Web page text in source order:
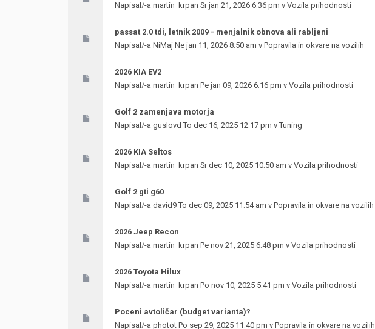
Napisal/-a martin_krpan Sr jan 21, 2026 6:36 pm v Vozila prihodnosti
passat 2.0 tdi, letnik 2009 - menjalnik obnova ali rabljeni
Napisal/-a NiMaj Ne jan 11, 2026 8:50 am v Popravila in okvare na vozilih
2026 KIA EV2
Napisal/-a martin_krpan Pe jan 09, 2026 6:16 pm v Vozila prihodnosti
Golf 2 zamenjava motorja
Napisal/-a guslovd To dec 16, 2025 12:17 pm vTuning
2026 KIA Seltos
Napisal/-a martin_krpan Sr dec 10, 2025 10:50 am v Vozila prihodnosti
Golf 2 gti g60
Napisal/-a david9To dec 09, 2025 11:54 am v Popravila in okvare na vozilih
2026 Jeep Recon
Napisal/-a martin_krpan Pe nov 21, 2025 6:48 pm v Vozila prihodnosti
2026 Toyota Hilux
Napisal/-a martin_krpan Po nov 10, 2025 5:41 pm v Vozila prihodnosti
Poceni avtoličar (budget varianta)?
Napisal/-a photot Po sep 29, 2025 11:40 pm v Popravila in okvare na vozilih